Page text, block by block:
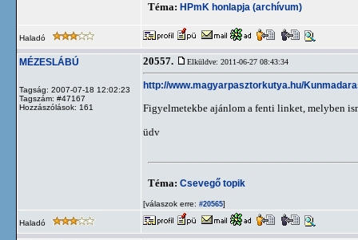
Téma: HPmK honlapja (archívum)
Haladó
MÉZESLÁBÚ
Tagság: 2007-07-18 12:02:23
Tagszám: #47167
Hozzászólások: 161
20557. Elküldve: 2011-06-27 08:43:34
http://www.magyarpasztorkutya.hu/
Figyelmetekbe ajánlom a fenti linket, melyben
üdv
Téma: Csevegő topik
[válaszok erre: #20565]
Haladó